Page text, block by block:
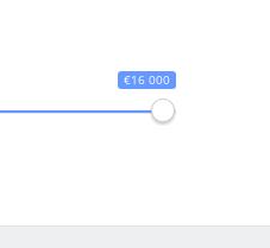
€16 000